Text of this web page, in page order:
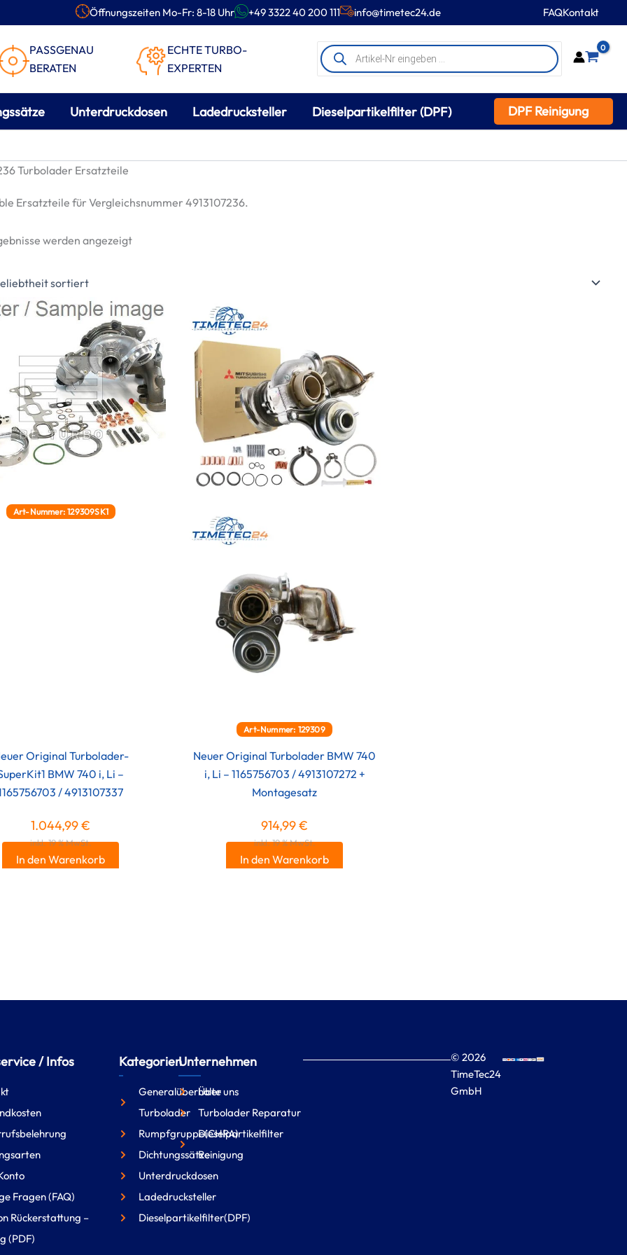
Öffnungszeiten Mo-Fr: 8-18 Uhr +49 3322 40 200 111 info@timetec24.de FAQKontakt
PASSGENAU
BERATEN
ECHTE TURBO-
EXPERTEN
Products
search
0
Unterdruckdosen Ladedrucksteller Dieselpartikelfilter (DPF) DPF Reinigung
Turbolader Ersatzteile
Ersatzteile für Vergleichsnummer 4913107236.
werden angezeigtNach
Art-Nummer: 129309SK1
Original Turbolader-
BMW 740 i, Li –
/ 4913107337
1.044,99€
inkl. 19 % MwSt.
In den Warenkorb
Art-Nummer: 129309
Neuer Original Turbolader BMW 740
i, Li – 1165756703 / 4913107272 +
Montagesatz
914,99€
inkl. 19 % MwSt.
In den Warenkorb
/ Infos
Fragen (FAQ)
Rückerstattung –
(PDF)
Kategorien
Generalüberholte
Turbolader
Rumpfgruppe(CHRA)
Dichtungssätze
Unterdruckdosen
Ladedrucksteller
Dieselpartikelfilter(DPF)
Unternehmen
Über uns
Turbolader Reparatur
Dieselpartikelfilter
Reinigung
© 2026
TimeTec24
GmbH